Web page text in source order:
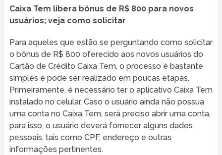
Caixa Tem libera bônus de R$ 800 para novos
usuários; veja como solicitar
Para aqueles que estão se perguntando como solicitar
o bônus de R$ 800 oferecido aos novos usuários do
Cartão de Crédito Caixa Tem, o processo é bastante
simples e pode ser realizado em poucas etapas.
Primeiramente, é necessário ter o aplicativo Caixa Tem
instalado no celular. Caso o usuário ainda não possua
uma conta no Caixa Tem, será preciso abrir uma conta,
para isso, o usuário deverá fornecer alguns dados
pessoais, tais como CPF, endereço e outras
informações pertinentes.